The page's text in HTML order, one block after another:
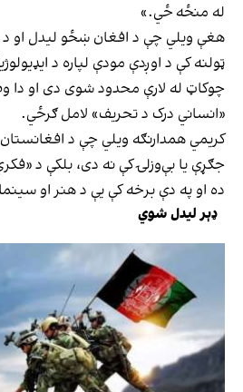
له منځه ځي.»
هغې ویلي چې د افغان ښځو لیدل او
ټولنه کې د اوږدې مودې لپاره د
چوکاټ له لارې محدود شوی دی او دا
«انساني درک د تحریف» لامل ګرځي.
کریمي همدارنګه ویلي چې د
جګړې یا بې‌وزلۍ کې نه دی، بلکې د
ده او په دې برخه کې یې د هنر او
ډېر لیدل شوي